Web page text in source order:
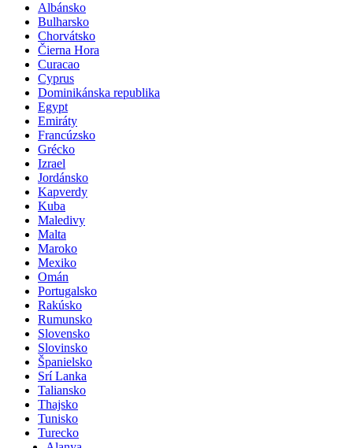
Albánsko
Bulharsko
Chorvátsko
Čierna Hora
Curacao
Cyprus
Dominikánska republika
Egypt
Emiráty
Francúzsko
Grécko
Izrael
Jordánsko
Kapverdy
Kuba
Maledivy
Malta
Maroko
Mexiko
Omán
Portugalsko
Rakúsko
Rumunsko
Slovensko
Slovinsko
Španielsko
Srí Lanka
Taliansko
Thajsko
Tunisko
Turecko